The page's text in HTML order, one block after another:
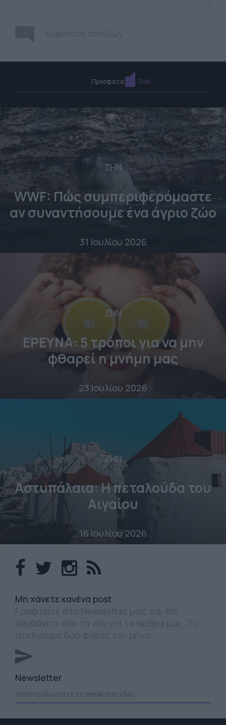
Πρόσφατα ΖΗΝ
ΖΗΝ
WWF: Πώς συμπεριφερόμαστε
αν συναντήσουμε ένα άγριο ζώο
31 Ιουλίου 2026
ΖΗΝ
ΕΡΕΥΝΑ: 5 τρόποι για να μην
φθαρεί η μνήμη μας
23 Ιουλίου 2026
ΖΗΝ
Αστυπάλαια: Η πεταλούδα του
Αιγαίου
16 Ιουλίου 2026
Mη χάνετε κανένα post
Newsletter